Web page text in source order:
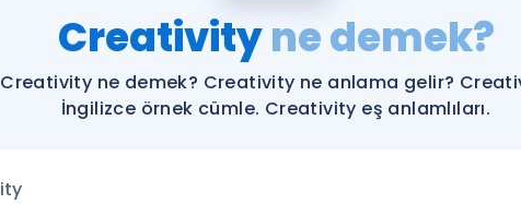
YDS ve YÖKDİL
YDS ve YÖKDİL'e
Tüm ÖSYM
Creativityne demek?
Creativity ne demek? Creativity ne anlama gelir?
İngilizce örnek cümle. Creativity eş anlamlıları.